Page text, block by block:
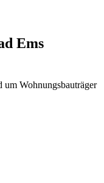
Ems
um Wohnungsbauträger